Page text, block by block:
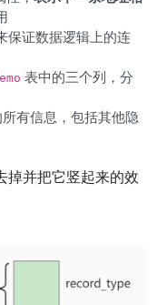
保证数据逻辑上的连
表中的三个列，分
有信息，包括其他隐
掉并把它竖起来的效